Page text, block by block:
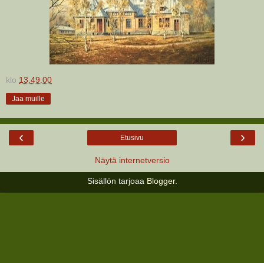
klo 13.49.00
Jaa muille
‹ ›
Etusivu
Näytä internetversio
Sisällön tarjoaa Blogger.